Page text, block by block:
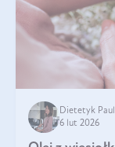
Dietetyk
6 lut 2026